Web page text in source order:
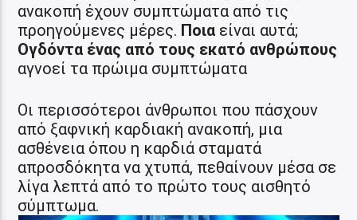
ανακοπή έχουν συμπτώματα από τις
προηγούμενες μέρες. Ποια είναι αυτά;
Ογδόντα ένας από τους εκατό ανθρώπους
αγνοεί τα πρώιμα συμπτώματα
Οι περισσότεροι άνθρωποι που πάσχουν
από ξαφνική καρδιακή ανακοπή, μια
ασθένεια όπου η καρδιά σταματά
απροσδόκητα να χτυπά, πεθαίνουν μέσα σε
λίγα λεπτά από το πρώτο τους αισθητό
σύμπτωμα.